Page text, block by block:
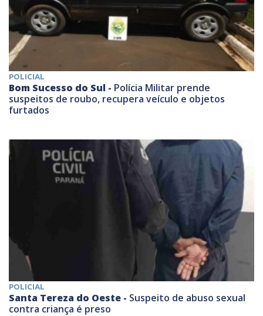
POLICIAL
Bom Sucesso do Sul - Polícia Militar prende
suspeitos de roubo, recupera veículo e objetos
furtados
POLICIAL
Santa Tereza do Oeste - Suspeito de abuso sexual
contra criança é preso